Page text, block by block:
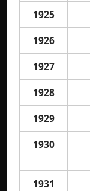
1925
1926
1927
1928
1929
1930
1931